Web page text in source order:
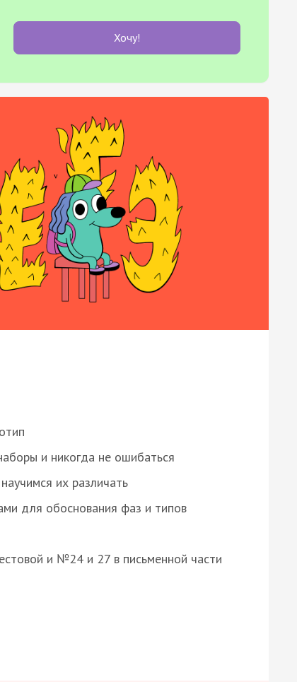
Хочу!
и никогда не ошибаться
их различать
для обоснования фаз и типов
и №24 и 27 в письменной части